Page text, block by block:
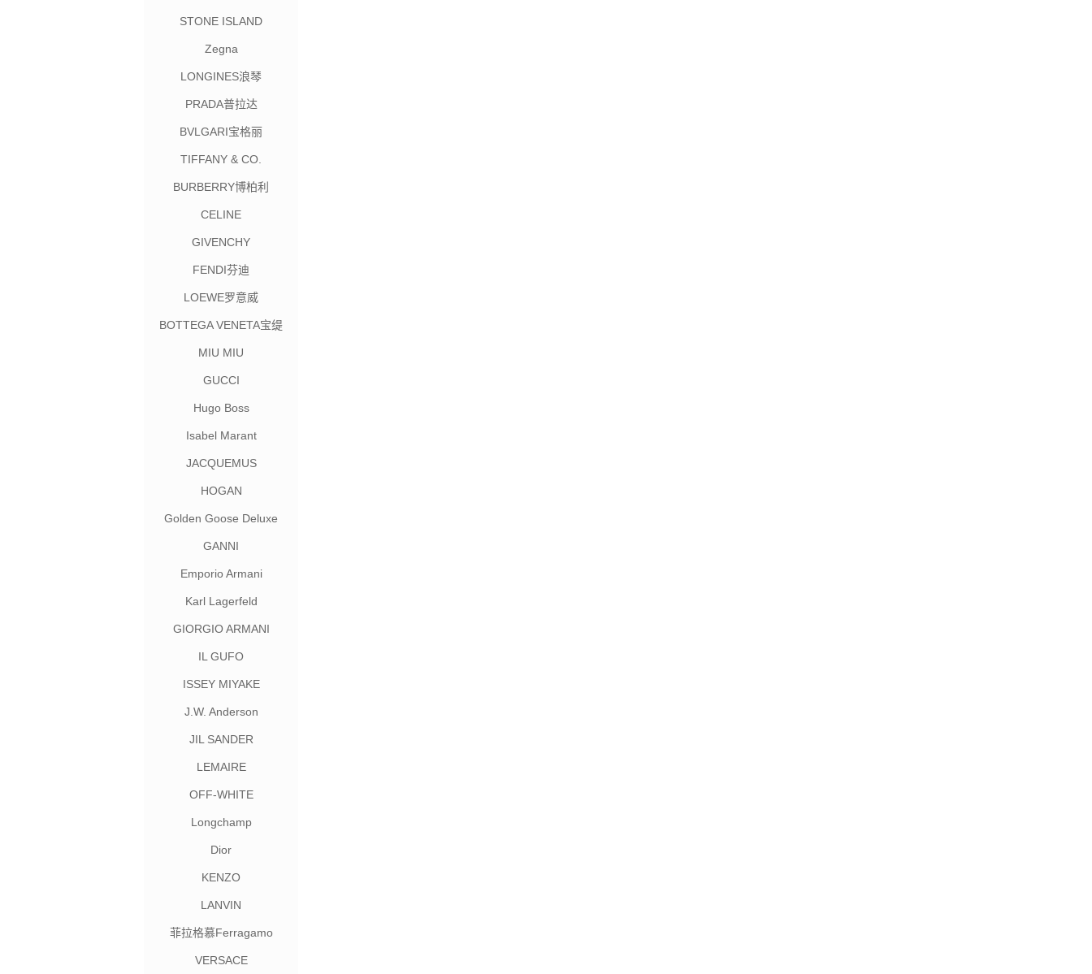
STONE ISLAND
Zegna
LONGINES浪琴
PRADA普拉达
BVLGARI宝格丽
TIFFANY & CO.
BURBERRY博柏利
CELINE
GIVENCHY
FENDI芬迪
LOEWE罗意威
BOTTEGA VENETA宝缇
MIU MIU
GUCCI
Hugo Boss
Isabel Marant
JACQUEMUS
HOGAN
Golden Goose Deluxe
GANNI
Emporio Armani
Karl Lagerfeld
GIORGIO ARMANI
IL GUFO
ISSEY MIYAKE
J.W. Anderson
JIL SANDER
LEMAIRE
OFF-WHITE
Longchamp
Dior
KENZO
LANVIN
菲拉格慕Ferragamo
VERSACE